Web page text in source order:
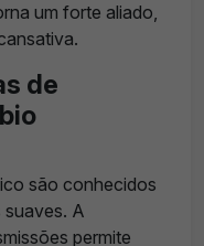
um forte aliado,
de
são conhecidos
A
permite